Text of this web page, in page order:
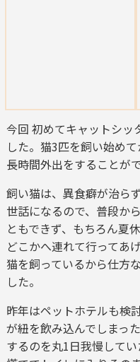
今回 初めてキャットシッ
した。猫3匹を飼い始め
長時間外出をすることが
飼い猫は、異食癖が治ら
世話になるので、普段か
ともできず、もちろん夏
どこかへ連れて行ってあ
猫を飼っているから仕方
した。
昨年はペットホテルも検
が紐を飲み込んでしまっ
するのを丸1日我慢して